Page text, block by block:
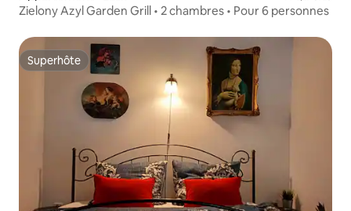
Zielony Azyl Garden Grill • 2 chambres • Pour 6 personnes
Superhôte
Superhôte